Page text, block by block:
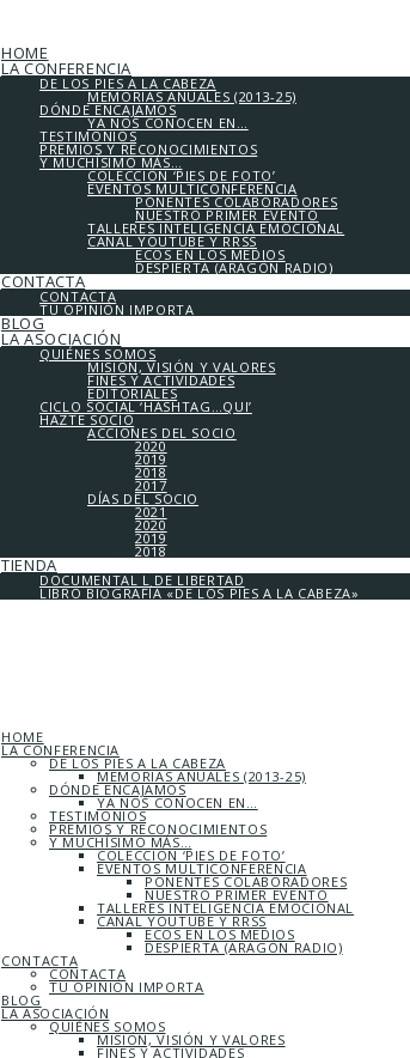
HOME
LA CONFERENCIA
DE LOS PIES A LA CABEZA
MEMORIAS ANUALES (2013-25)
DÓNDE ENCAJAMOS
YA NOS CONOCEN EN…
TESTIMONIOS
PREMIOS Y RECONOCIMIENTOS
Y MUCHÍSIMO MÁS…
COLECCIÓN ‘PIES DE FOTO’
EVENTOS MULTICONFERENCIA
PONENTES COLABORADORES
NUESTRO PRIMER EVENTO
TALLERES INTELIGENCIA EMOCIONAL
CANAL YOUTUBE Y RRSS
ECOS EN LOS MEDIOS
DESPIERTA (ARAGÓN RADIO)
CONTACTA
CONTACTA
TU OPINIÓN IMPORTA
BLOG
LA ASOCIACIÓN
QUIÉNES SOMOS
MISIÓN, VISIÓN Y VALORES
FINES Y ACTIVIDADES
EDITORIALES
CICLO SOCIAL ‘HASHTAG…QUI’
HAZTE SOCIO
ACCIONES DEL SOCIO
2020
2019
2018
2017
DÍAS DEL SOCIO
2021
2020
2019
2018
TIENDA
DOCUMENTAL L DE LIBERTAD
LIBRO BIOGRAFÍA «DE LOS PIES A LA CABEZA»
HOME
LA CONFERENCIA
DE LOS PIES A LA CABEZA
MEMORIAS ANUALES (2013-25)
DÓNDE ENCAJAMOS
YA NOS CONOCEN EN…
TESTIMONIOS
PREMIOS Y RECONOCIMIENTOS
Y MUCHÍSIMO MÁS…
COLECCIÓN ‘PIES DE FOTO’
EVENTOS MULTICONFERENCIA
PONENTES COLABORADORES
NUESTRO PRIMER EVENTO
TALLERES INTELIGENCIA EMOCIONAL
CANAL YOUTUBE Y RRSS
ECOS EN LOS MEDIOS
DESPIERTA (ARAGÓN RADIO)
CONTACTA
CONTACTA
TU OPINIÓN IMPORTA
BLOG
LA ASOCIACIÓN
QUIÉNES SOMOS
MISIÓN, VISIÓN Y VALORES
FINES Y ACTIVIDADES